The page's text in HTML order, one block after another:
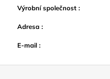
Výrobní společnost :
Adresa :
E-mail :